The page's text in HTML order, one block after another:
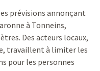
prévisions annonçant
à Tonneins,
Des acteurs locaux,
travaillent à limiter les
pour les personnes